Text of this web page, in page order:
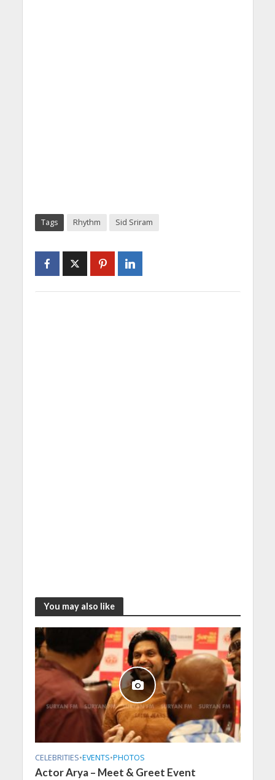
Tags Rhythm Sid Sriram
You may also like
CELEBRITIES•EVENTS•PHOTOS
Actor Arya – Meet & Greet Event